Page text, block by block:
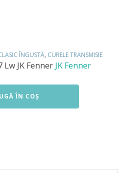
ÎNGUSTĂ, CURELE TRANSMISIE
Lw JK Fenner JK Fenner
ÎN COȘ